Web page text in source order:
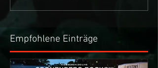
Empfohlene Einträge